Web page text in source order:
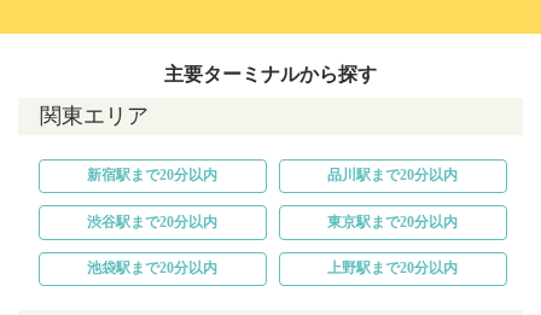
主要ターミナルから探す
関東エリア
新宿駅まで20分以内 品川駅まで20分以内
渋谷駅まで20分以内 東京駅まで20分以内
池袋駅まで20分以内 上野駅まで20分以内